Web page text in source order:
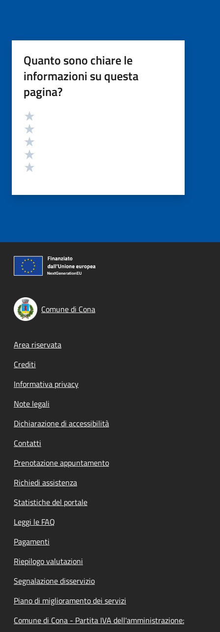
Quanto sono chiare le
informazioni su questa
pagina?
Valutazione
Comune di Cona
Footer menu
Area riservata
Crediti
Informativa privacy
Note legali
Dichiarazione di accessibilità
Contatti
Prenotazione appuntamento
Richiedi assistenza
Statistiche del portale
Leggi le FAQ
Pagamenti
Riepilogo valutazioni
Segnalazione disservizio
Piano di miglioramento dei servizi
Comune di Cona - Partita IVA dell'amministrazione: